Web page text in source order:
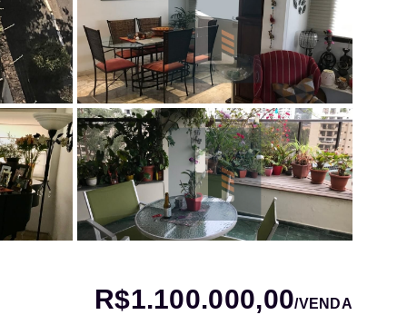
R$1.100.000,00/VENDA